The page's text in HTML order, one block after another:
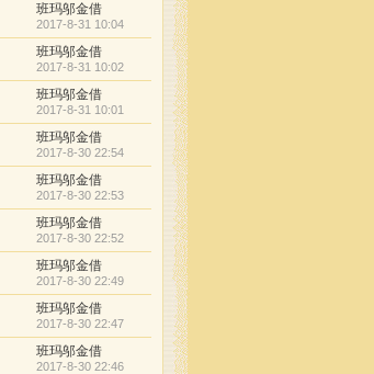
班玛邬金借
2017-8-31 10:04
班玛邬金借
2017-8-31 10:02
班玛邬金借
2017-8-31 10:01
班玛邬金借
2017-8-30 22:54
班玛邬金借
2017-8-30 22:53
班玛邬金借
2017-8-30 22:52
班玛邬金借
2017-8-30 22:49
班玛邬金借
2017-8-30 22:47
班玛邬金借
2017-8-30 22:46